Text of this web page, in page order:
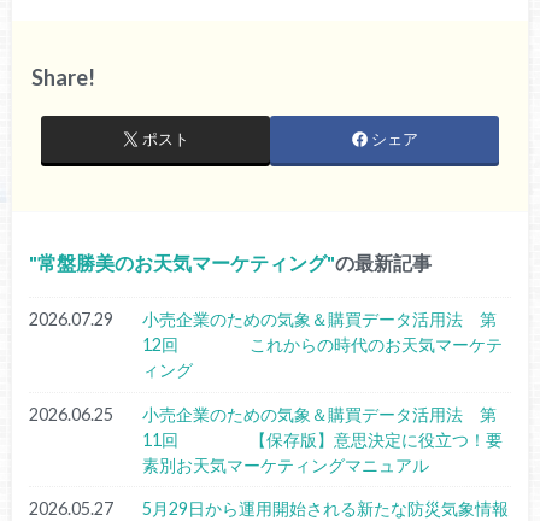
Share!
ポスト シェア
常盤勝美のお天気マーケティング の最新記事
2026.07.29
小売企業のための気象＆購買データ活用法 第
12回 これからの時代のお天気マーケテ
ィング
2026.06.25
小売企業のための気象＆購買データ活用法 第
11回 【保存版】意思決定に役立つ！要
素別お天気マーケティングマニュアル
2026.05.27
5月29日から運用開始される新たな防災気象情報